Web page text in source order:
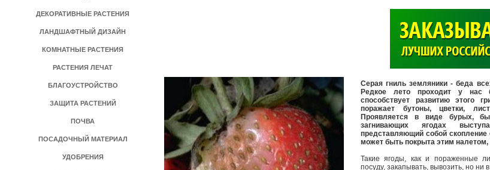
ДЕКОРАТИВНЫЕ РАСТЕНИЯ
ЛАНДШАФТНЫЙ ДИЗАЙН
КОМНАТНЫЕ РАСТЕНИЯ
РАСТЕНИЯ ЛЕЧАТ
БЛАГОУСТРОЙСТВО
ЗАЩИТА РАСТЕНИЙ
ПОЧВА
ПОСАДОЧНЫЙ МАТЕРИАЛ
УДОБРЕНИЯ
Серая гниль земляники - беда
Редкое лето проходит у нас
способствует развитию этого
поражает бутоны, цветки,
Проявляется в виде бурых,
загнивающих ягодах
представляющий собой скопление
может быть покрыта этим
Такие ягоды, как и пораженные
посуду, закапывать, вывозить, но ни